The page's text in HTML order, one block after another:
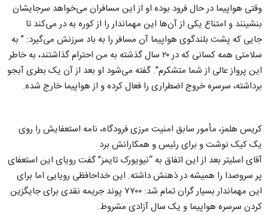
وقتی هواپیما در حال فرود بوده او از این مسافران می‌خواهد سرجایشان
بنشینند و امتناع یکی از آن‌ها این مهماندار را از کوره به در می‌کند تا
جایی که پشت بلندگوی هواپیما آن مسافر را به باد سرزنش می‌گیرد: ” به
سلامتی همه کسانی که در ۲۰ سال گذشته به من احترام گذاشتند، به خاطر
این پرواز عالی از شما متشکرم”. گفته می‌شود او بعد از آن یک بطری آبجو
برداشته، سرسره خروج اضطراری را فعال کرده و از هواپیما خارج شده.
کریس هلمز، مأمور سابق امنیت مرزی فرودگاه، نامه استعفایش را روی
یک کیک نوشت و برای رئیس و همکارانش برد
آقای اسلیتر بعد از این اتفاق به “نیویورک تایمز” گفت رویای این استعفای
پر سروصدا را همیشه در ذهنش داشته. این خداحافظی رویایی اما برای
این مهماندار بسیار گران تمام شد: ۷۷۰۰ پوند جریمه نقدی برای جایگزین
کردن سرسره هواپیما و یک سال آزادی مشروط.